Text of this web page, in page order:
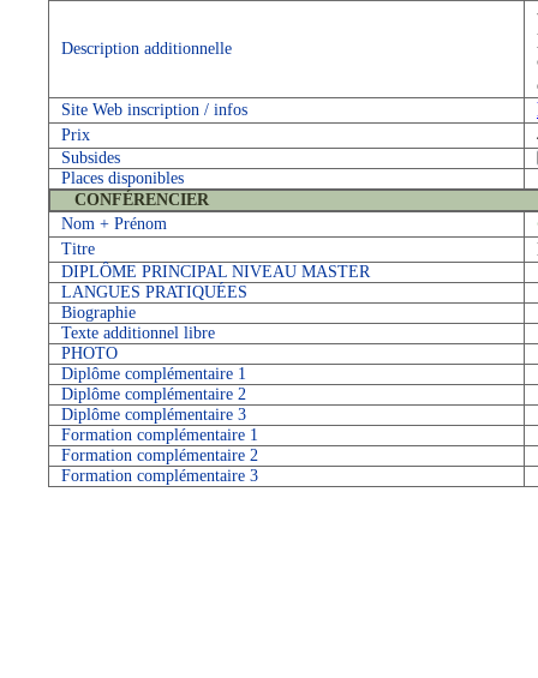
Description additionnelle
Site Web inscription / infos
Prix
Subsides
Places disponibles
CONFÉRENCIER
Nom + Prénom
Titre
DIPLÔME PRINCIPAL NIVEAU MASTER
LANGUES PRATIQUÉES
Biographie
Texte additionnel libre
PHOTO
Diplôme complémentaire 1
Diplôme complémentaire 2
Diplôme complémentaire 3
Formation complémentaire 1
Formation complémentaire 2
Formation complémentaire 3